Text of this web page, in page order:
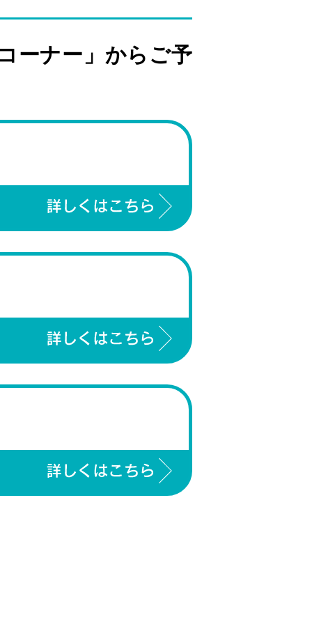
ーナー」からご予